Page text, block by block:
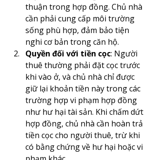
thuận trong hợp đồng. Chủ nhà
cần phải cung cấp môi trường
sống phù hợp, đảm bảo tiện
nghi cơ bản trong căn hộ.
Quyền đối với tiền cọc: Người
thuê thường phải đặt cọc trước
khi vào ở, và chủ nhà chỉ được
giữ lại khoản tiền này trong các
trường hợp vi phạm hợp đồng
như hư hại tài sản. Khi chấm dứt
hợp đồng, chủ nhà cần hoàn trả
tiền cọc cho người thuê, trừ khi
có bằng chứng về hư hại hoặc vi